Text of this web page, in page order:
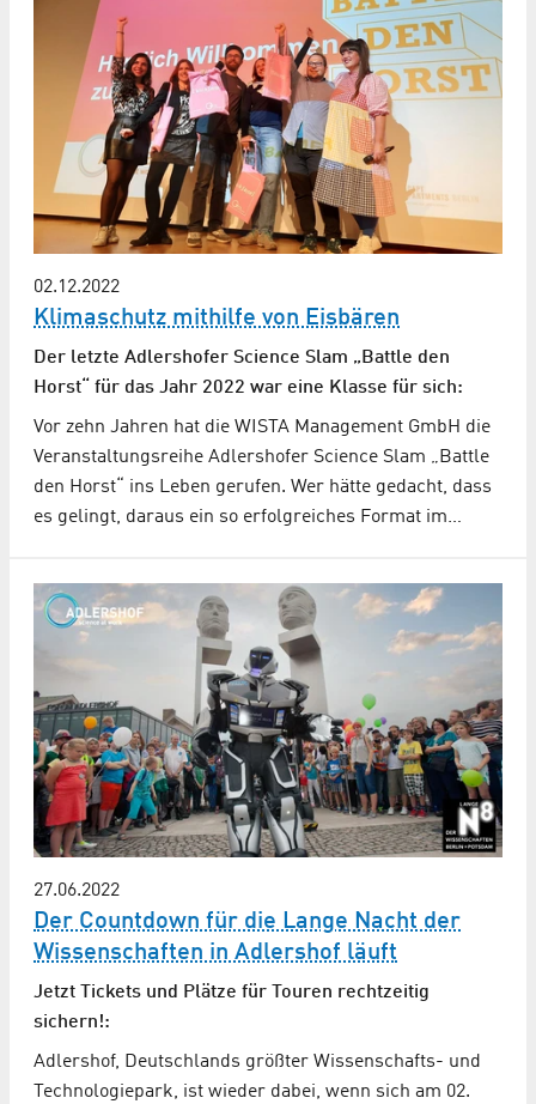
02.12.2022
Klimaschutz mithilfe von Eisbären
Der letzte Adlershofer Science Slam „Battle den
Horst“ für das Jahr 2022 war eine Klasse für sich:
Vor zehn Jahren hat die WISTA Management GmbH die
Veranstaltungsreihe Adlershofer Science Slam „Battle
den Horst“ ins Leben gerufen. Wer hätte gedacht, dass
es gelingt, daraus ein so erfolgreiches Format im…
27.06.2022
Der Countdown für die Lange Nacht der
Wissenschaften in Adlershof läuft
Jetzt Tickets und Plätze für Touren rechtzeitig
sichern!:
Adlershof, Deutschlands größter Wissenschafts- und
Technologiepark, ist wieder dabei, wenn sich am 02.